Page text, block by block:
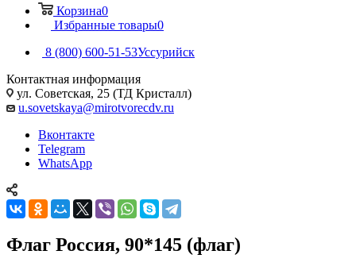
Корзина0
Избранные товары0
8 (800) 600-51-53Уссурийск
Контактная информация
ул. Советская, 25 (ТД Кристалл)
u.sovetskaya@mirotvorecdv.ru
Вконтакте
Telegram
WhatsApp
Флаг Россия, 90*145 (флаг)